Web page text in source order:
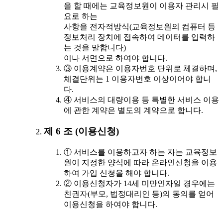
을 할 때에는 교육정보원이 이용자 관리시 필
요로 하는
사항을 전자적방식(교육정보원의 컴퓨터 등
정보처리 장치에 접속하여 데이터를 입력하
는 것을 말합니다)
이나 서면으로 하여야 합니다.
③ 이용계약은 이용자번호 단위로 체결하며,
체결단위는 1 이용자번호 이상이어야 합니
다.
④ 서비스의 대량이용 등 특별한 서비스 이용
에 관한 계약은 별도의 계약으로 합니다.
제 6 조 (이용신청)
① 서비스를 이용하고자 하는 자는 교육정보
원이 지정한 양식에 따라 온라인신청을 이용
하여 가입 신청을 해야 합니다.
② 이용신청자가 14세 미만인자일 경우에는
친권자(부모, 법정대리인 등)의 동의를 얻어
이용신청을 하여야 합니다.